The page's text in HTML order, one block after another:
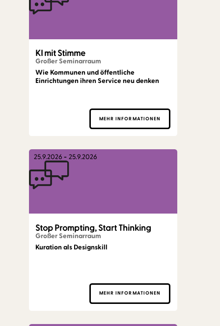
KI mit Stimme
Großer Seminarraum
Wie Kommunen und öffentliche
Einrichtungen ihren Service neu denken
MEHR INFORMATIONEN
25.9.2026 - 25.9.2026
Stop Prompting, Start Thinking
Großer Seminarraum
Kuration als Designskill
MEHR INFORMATIONEN